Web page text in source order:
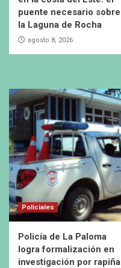
puente necesario sobre
la Laguna de Rocha
agosto 8, 2026
Policiales
Policía de La Paloma
logra formalización en
investigación por rapiña